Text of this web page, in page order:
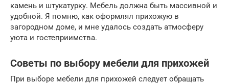
камень и штукатурку. Мебель должна быть массивной и
удобной. Я помню, как оформлял прихожую в
загородном доме, и мне удалось создать атмосферу
уюта и гостеприимства.
Советы по выбору мебели для прихожей
При выборе мебели для прихожей следует обращать